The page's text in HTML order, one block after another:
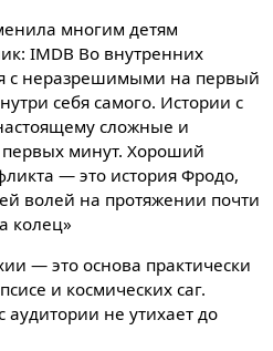
многим детям
IMDB Во внутренних
с неразрешимыми на первый
себя самого. Истории с
сложные и
минут. Хороший
— это история Фродо,
волей на протяжении почти
колец»
— это основа практически
и космических саг.
аудитории не утихает до